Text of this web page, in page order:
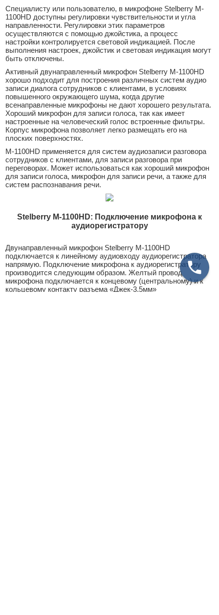
Специалисту или пользователю, в микрофоне Stelberry M-
1100HD доступны регулировки чувствительности и угла
направленности. Регулировки этих параметров
осуществляются с помощью джойстика, а процесс
настройки контролируется световой индикацией. После
выполнения настроек, джойстик и световая индикация могут
быть отключены.
Активный двунаправленный микрофон Stelberry M-1100HD
хорошо подходит для построения различных систем аудио
записи диалога сотрудников с клиентами, в условиях
повышенного окружающего шума, когда другие
всенаправленные микрофоны не дают хорошего результата.
Хороший микрофон для записи голоса, так как имеет
настроенные на человеческий голос встроенные фильтры.
Корпус микрофона позволяет легко размещать его на
плоских поверхностях.
M-1100HD применяется для систем аудиозаписи разговора
сотрудников с клиентами, для записи разговора при
переговорах. Может использоваться как хороший микрофон
для записи голоса, микрофон для записи речи, а также для
систем распознавания речи.
Stelberry M-1100HD: Подключение микрофона к
аудиорегистратору
Двунаправленный микрофон Stelberry M-1100HD
подключается к линейному аудиовходу аудиорегистратора
напрямую. Подключение микрофона к аудиорегистратору
производится следующим образом. Желтый провод
микрофона подключается к концевому (центральному) и к
кольцевому контакту разъема «Джек-3,5мм»